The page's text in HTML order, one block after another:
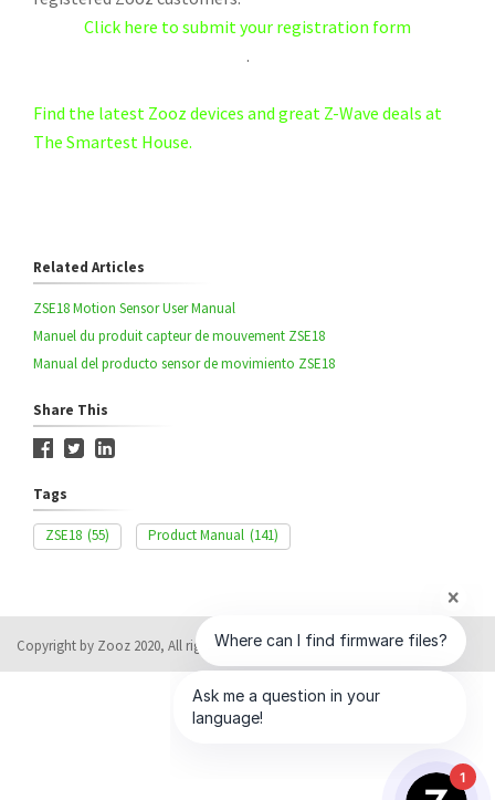
Click here to submit your registration form
.
Find the latest Zooz devices and great Z-Wave deals at
The Smartest House.
Related Articles
ZSE18 Motion Sensor User Manual
Manuel du produit capteur de mouvement ZSE18
Manual del producto sensor de movimiento ZSE18
Share This
Tags
ZSE18 (55) Product Manual (141)
Copyright by Zooz 2020, All rights reserved
Help Desk Software
1